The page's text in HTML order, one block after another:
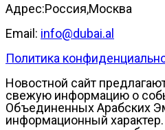
Адрес:Россия,Москва
Email: info@dubai.al
Политика
Новостной сайт
свежую информацию о
Объединенных Арабских
информационный